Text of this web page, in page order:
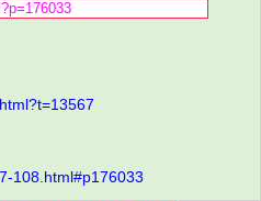
108.html#p176033